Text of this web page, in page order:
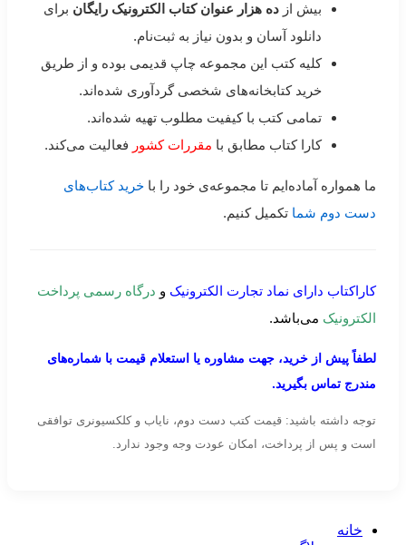
بیش از ده هزار عنوان کتاب الکترونیک رایگان برای
دانلود آسان و بدون نیاز به ثبت‌نام.
کلیه کتب این مجموعه چاپ قدیمی بوده و از طریق
خرید کتابخانه‌های شخصی گردآوری شده‌اند.
تمامی کتب با کیفیت مطلوب تهیه شده‌اند.
کارا کتاب مطابق با مقررات کشور فعالیت می‌کند.
ما همواره آماده‌ایم تا مجموعه‌ی خود را با خرید کتاب‌های
دست دوم شما تکمیل کنیم.
کاراکتاب دارای نماد تجارت الکترونیک و درگاه رسمی پرداخت
الکترونیک می‌باشد.
لطفاً پیش از خرید، جهت مشاوره یا استعلام قیمت با شماره‌های
مندرج تماس بگیرید.
توجه داشته باشید: قیمت کتب دست دوم، نایاب و کلکسیونری توافقی
است و پس از پرداخت، امکان عودت وجه وجود ندارد.
خانه